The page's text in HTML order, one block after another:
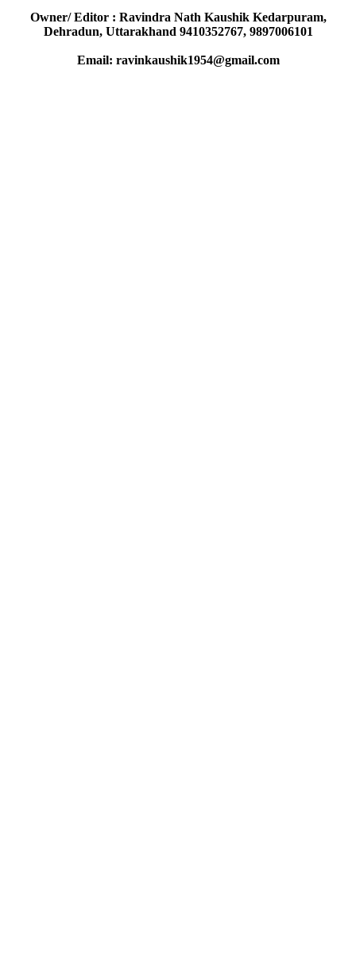
Owner/ Editor : Ravindra Nath Kaushik Kedarpuram,
Dehradun, Uttarakhand 9410352767, 9897006101
Email: ravinkaushik1954@gmail.com